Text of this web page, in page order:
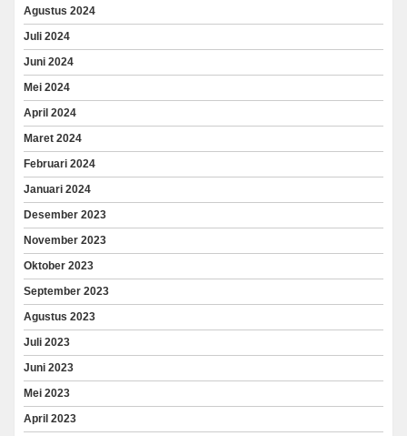
Agustus 2024
Juli 2024
Juni 2024
Mei 2024
April 2024
Maret 2024
Februari 2024
Januari 2024
Desember 2023
November 2023
Oktober 2023
September 2023
Agustus 2023
Juli 2023
Juni 2023
Mei 2023
April 2023